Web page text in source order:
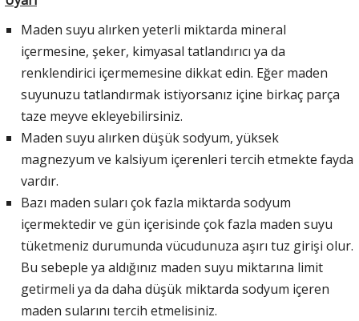
Maden suyu alırken yeterli miktarda mineral
içermesine, şeker, kimyasal tatlandırıcı ya da
renklendirici içermemesine dikkat edin. Eğer maden
suyunuzu tatlandırmak istiyorsanız içine birkaç parça
taze meyve ekleyebilirsiniz.
Maden suyu alırken düşük sodyum, yüksek
magnezyum ve kalsiyum içerenleri tercih etmekte fayda
vardır.
Bazı maden suları çok fazla miktarda sodyum
içermektedir ve gün içerisinde çok fazla maden suyu
tüketmeniz durumunda vücudunuza aşırı tuz girişi olur.
Bu sebeple ya aldığınız maden suyu miktarına limit
getirmeli ya da daha düşük miktarda sodyum içeren
maden sularını tercih etmelisiniz.